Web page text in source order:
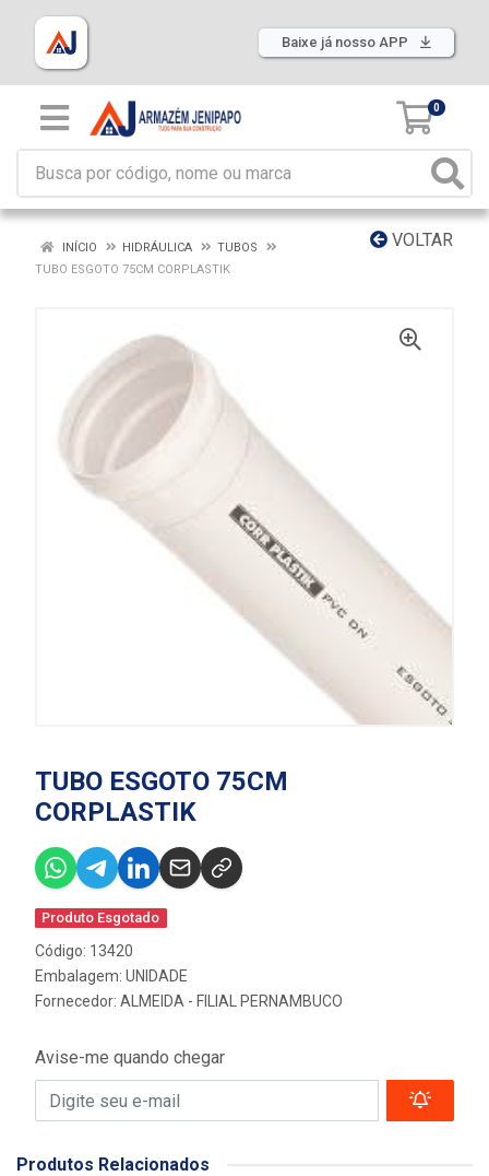
Baixe já nosso APP
0
VOLTAR
INÍCIO HIDRÁULICA
TUBOS
TUBO ESGOTO 75CM CORPLASTIK
TUBO ESGOTO 75CM
CORPLASTIK
Produto Esgotado
Código: 13420
Embalagem: UNIDADE
Fornecedor: ALMEIDA - FILIAL PERNAMBUCO
Avise-me quando chegar
Produtos Relacionados